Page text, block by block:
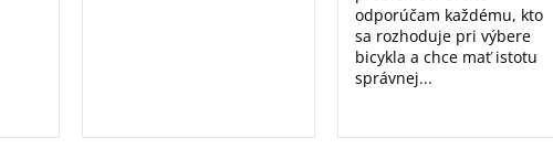
odporúčam každému, kto
sa rozhoduje pri výbere
bicykla a chce mať istotu
správnej...